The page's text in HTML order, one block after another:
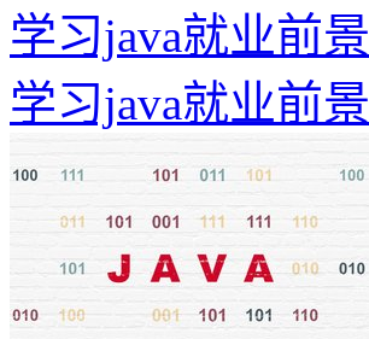
学习java就业前
学习java就业前